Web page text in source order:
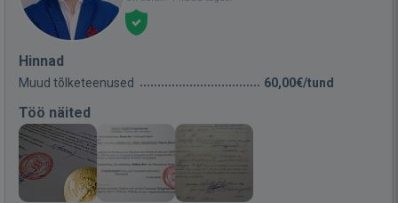
Hinnad
Muud tõlketeenused 60,00€/tund
Töö näited